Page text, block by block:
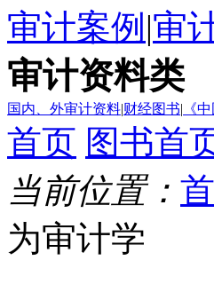
审计案例 |审
审计资料类
国内、外审计资料|财经图书| 《
首页 图书首
当前位置：
为审计学